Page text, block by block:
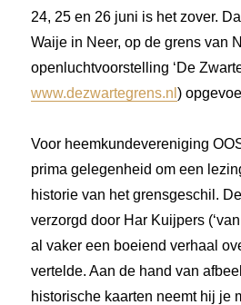
24, 25 en 26 juni is het zover.
Waije in Neer, op de grens van
openluchtvoorstelling ‘De
www.dezwartegrens.nl)
Voor heemkundevereniging
prima gelegenheid om een
historie van het grensgeschil.
verzorgd door Har Kuijpers
al vaker een boeiend verhaal
vertelde. Aan de hand van
historische kaarten neemt hij je